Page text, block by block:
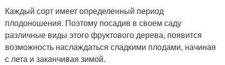
Каждый сорт имеет определенный период
плодоношения. Поэтому посадив в своем саду
различные виды этого фруктового дерева, появится
возможность наслаждаться сладкими плодами, начиная
с лета и заканчивая зимой.